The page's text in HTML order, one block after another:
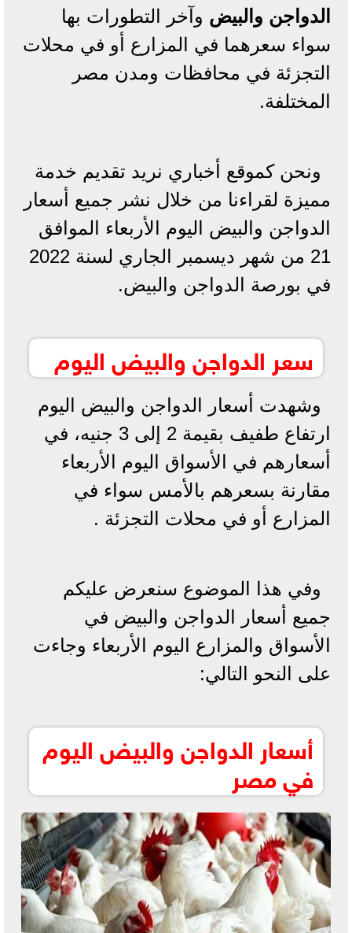
الدواجن والبيض وآخر التطورات بها
سواء سعرهما في المزارع أو في محلات
التجزئة في محافظات ومدن مصر
المختلفة.
ونحن كموقع أخباري نريد تقديم خدمة
مميزة لقراءنا من خلال نشر جميع أسعار
الدواجن والبيض اليوم الأربعاء الموافق
21 من شهر ديسمبر الجاري لسنة 2022
في بورصة الدواجن والبيض.
سعر الدواجن والبيض اليوم
وشهدت أسعار الدواجن والبيض اليوم
ارتفاع طفيف بقيمة 2 إلى 3 جنيه، في
أسعارهم في الأسواق اليوم الأربعاء
مقارنة بسعرهم بالأمس سواء في
المزارع أو في محلات التجزئة .
وفي هذا الموضوع سنعرض عليكم
جميع أسعار الدواجن والبيض في
الأسواق والمزارع اليوم الأربعاء وجاءت
على النحو التالي:
أسعار الدواجن والبيض اليوم
في مصر